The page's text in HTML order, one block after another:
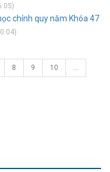
chính quy năm Khóa 47
8 9 10 …